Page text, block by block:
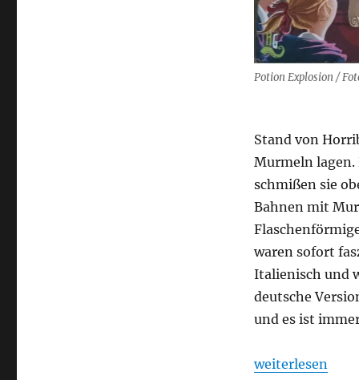
Potion Explosion /
Stand von
Murmeln
schmißen sie
Bahnen mit
waren sofort
Italienisch und
deutsche
und es ist
„Potion
weiterlesen